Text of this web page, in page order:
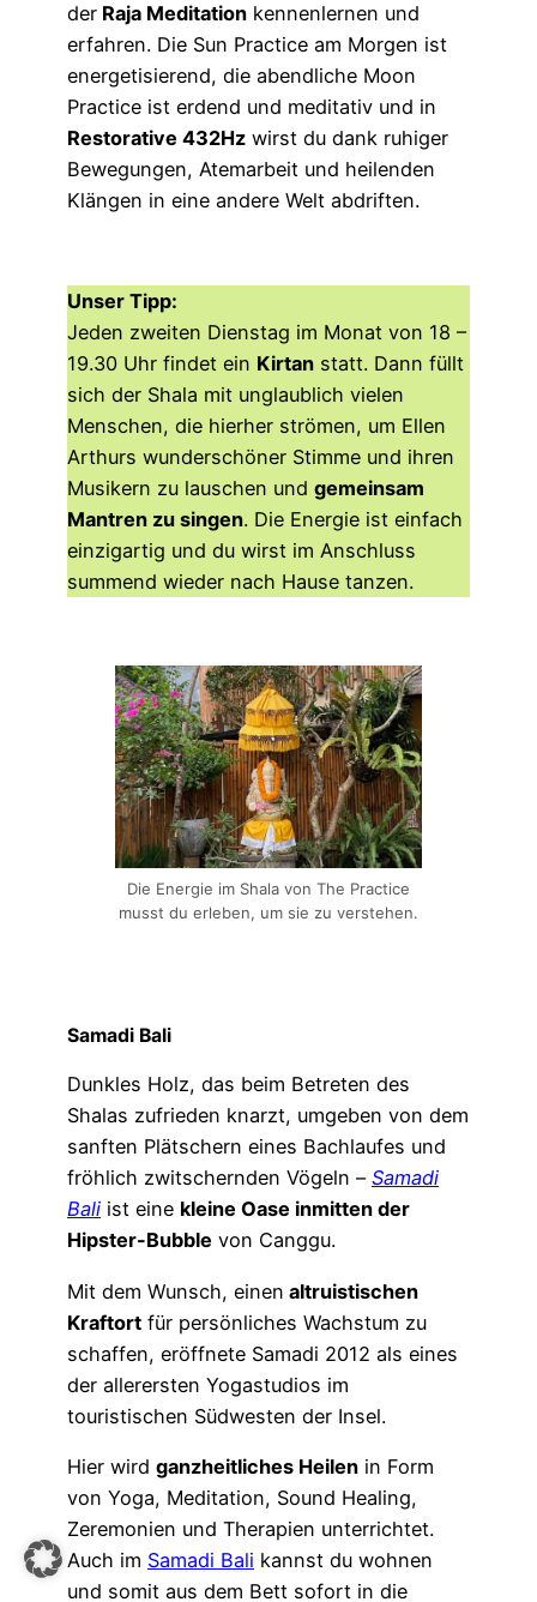
der Raja Meditation kennenlernen und
erfahren. Die Sun Practice am Morgen ist
energetisierend, die abendliche Moon
Practice ist erdend und meditativ und in
Restorative 432Hz wirst du dank ruhiger
Bewegungen, Atemarbeit und heilenden
Klängen in eine andere Welt abdriften.
Unser Tipp:
Jeden zweiten Dienstag im Monat von 18 –
19.30 Uhr findet ein Kirtan statt. Dann füllt
sich der Shala mit unglaublich vielen
Menschen, die hierher strömen, um Ellen
Arthurs wunderschöner Stimme und ihren
Musikern zu lauschen und gemeinsam
Mantren zu singen. Die Energie ist einfach
einzigartig und du wirst im Anschluss
summend wieder nach Hause tanzen.
Die Energie im Shala von The Practice
musst du erleben, um sie zu verstehen.
Samadi Bali
Dunkles Holz, das beim Betreten des
Shalas zufrieden knarzt, umgeben von dem
sanften Plätschern eines Bachlaufes und
fröhlich zwitschernden Vögeln – Samadi
Bali ist eine kleine Oase inmitten der
Hipster-Bubble von Canggu.
Mit dem Wunsch, einen altruistischen
Kraftort für persönliches Wachstum zu
schaffen, eröffnete Samadi 2012 als eines
der allerersten Yogastudios im
touristischen Südwesten der Insel.
Hier wird ganzheitliches Heilen in Form
von Yoga, Meditation, Sound Healing,
Zeremonien und Therapien unterrichtet.
Auch im Samadi Bali kannst du wohnen
und somit aus dem Bett sofort in die